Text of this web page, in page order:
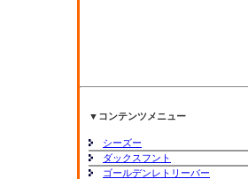
▼コンテンツメニュー
シーズー
ダックスフント
ゴールデンレトリーバー